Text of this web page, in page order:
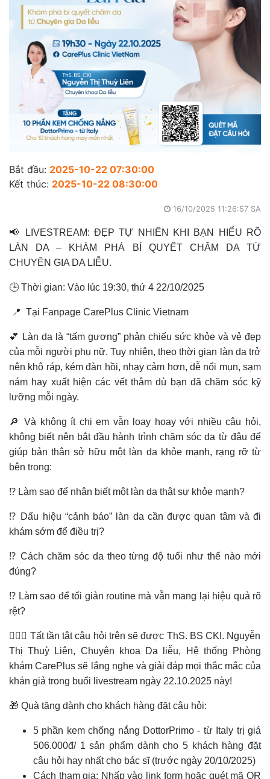
Bắt đầu: 2025-10-22 07:30:00
Kết thúc: 2025-10-22 08:30:00
16/10/2025 11:26:57 SA
📢 LIVESTREAM: ĐẸP TỰ NHIÊN KHI BẠN HIỂU RÕ
LÀN DA – KHÁM PHÁ BÍ QUYẾT CHĂM DA TỪ
CHUYÊN GIA DA LIỄU.
🕒 Thời gian: Vào lúc 19:30, thứ 4 22/10/2025
📍 Tại Fanpage CarePlus Clinic Vietnam
💕 Làn da là “tấm gương” phản chiếu sức khỏe và vẻ đẹp
của mỗi người phụ nữ. Tuy nhiên, theo thời gian làn da trở
nên khô ráp, kém đàn hồi, nhạy cảm hơn, dễ nổi mụn, sạm
nám hay xuất hiện các vết thâm dù bạn đã chăm sóc kỹ
lưỡng mỗi ngày.
🔎 Và không ít chị em vẫn loay hoay với nhiều câu hỏi,
không biết nên bắt đầu hành trình chăm sóc da từ đâu để
giúp bản thân sở hữu một làn da khỏe mạnh, rạng rỡ từ
bên trong:
⁉️ Làm sao để nhận biết một làn da thật sự khỏe mạnh?
⁉️ Dấu hiệu “cảnh báo” làn da cần được quan tâm và đi
khám sớm để điều trị?
⁉️ Cách chăm sóc da theo từng độ tuổi như thế nào mới
đúng?
⁉️ Làm sao để tối giản routine mà vẫn mang lại hiệu quả rõ
rệt?
👩🏻‍⚕️ Tất tần tật câu hỏi trên sẽ được ThS. BS CKI. Nguyễn
Thị Thuỳ Liên, Chuyên khoa Da liễu, Hệ thống Phòng
khám CarePlus sẽ lắng nghe và giải đáp mọi thắc mắc của
khán giả trong buổi livestream ngày 22.10.2025 này!
🎁 Quà tặng dành cho khách hàng đặt câu hỏi:
5 phần kem chống nắng DottorPrimo - từ Italy trị giá
506.000đ/ 1 sản phẩm dành cho 5 khách hàng đặt
câu hỏi hay nhất cho bác sĩ (trước ngày 20/10/2025)
Cách tham gia: Nhấp vào link form hoặc quét mã QR